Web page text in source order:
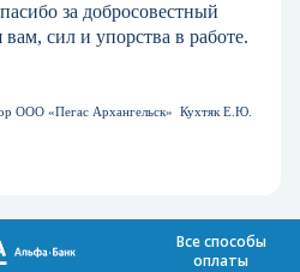
за добросовестный
сил и упорства в работе.
ООО «Пегас Архангельск» Кухтяк Е.Ю.
Все способы
оплаты